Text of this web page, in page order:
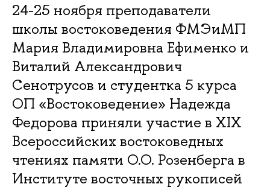
24-25 ноября преподаватели
школы востоковедения ФМЭиМП
Мария Владимировна Ефименко и
Виталий Александрович
Сенотрусов и студентка 5 курса
ОП «Востоковедение» Надежда
Федорова приняли участие в XIX
Всероссийских востоковедных
чтениях памяти О.О. Розенберга в
Институте восточных рукописей